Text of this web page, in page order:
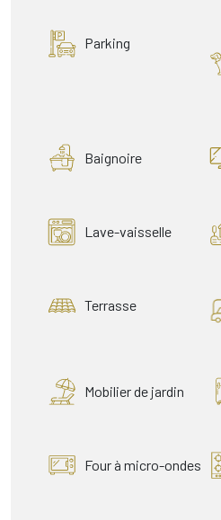
Parking
Baignoire
Lave-vaisselle
Terrasse
Mobilier de jardin
Four à micro-ondes